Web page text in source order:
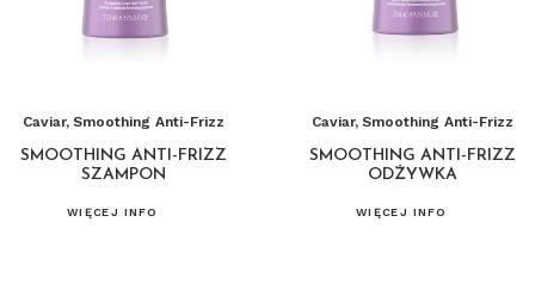
Caviar, Smoothing Anti-Frizz
SMOOTHING ANTI-FRIZZ
SZAMPON
WIĘCEJ INFO
Caviar, Smoothing Anti-Frizz
SMOOTHING ANTI-FRIZZ
ODŻYWKA
WIĘCEJ INFO